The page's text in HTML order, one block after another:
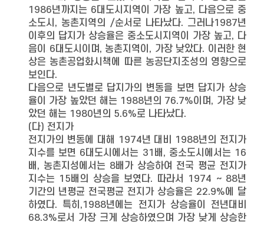
1986년까지는 6대도시지역이 가장 높고, 다음으로 중
소도시, 농촌지역의 /순서로 나타났다. 그러나1987년
이후의 답지가 상승율은 중소도시지역이 가장 높고, 다
음이 6대도시이며, 농촌지역이, 가장 낮았다. 이러한 현
상은 농촌공업화시책에 따른 농공단지조성의 영향으로
보인다.
다음으로 년도별로 답지가의 변동을 보면 답지가 상승
율이 가장 높았던 해는 1988년의 76.7%이며, 가장 낮
았던 해는 1980년의 5.6%로 나타났다.
(다) 전지가
전지가의 변동에 대해 1974년 대비 1988년의 전지가
지수를 보면 6대도시에서는 31배, 중소도시에서는 16
배, 농촌지성에서는 8배가 상승하여 전국 평균 전지가
지수는 15배의 상승을 보였다. 따라서 1974 ∼ 88년
기간의 년평균 전국평균 전지가 상승율은 22.9%에 달
하였다. 특히,1988년에는 전지가 상승율이 전년대비
68.3%로서 가장 크게 상승하였으며 가장 낮게 상승한